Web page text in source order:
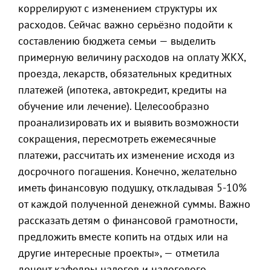
коррелируют с изменением структуры их
расходов. Сейчас важно серьёзно подойти к
составлению бюджета семьи — выделить
примерную величину расходов на оплату ЖКХ,
проезда, лекарств, обязательных кредитных
платежей (ипотека, автокредит, кредиты на
обучение или лечение). Целесообразно
проанализировать их и выявить возможности
сокращения, пересмотреть ежемесячные
платежи, рассчитать их изменение исходя из
досрочного погашения. Конечно, желательно
иметь финансовую подушку, откладывая 5-10%
от каждой полученной денежной суммы. Важно
рассказать детям о финансовой грамотности,
предложить вместе копить на отдых или на
другие интересные проекты», — отметила